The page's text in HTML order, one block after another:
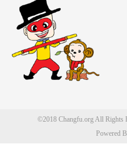
©2018 Changfu.org All
Powered